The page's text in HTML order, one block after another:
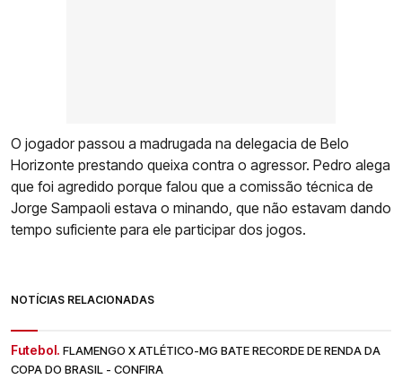
O jogador passou a madrugada na delegacia de Belo
Horizonte prestando queixa contra o agressor. Pedro alega
que foi agredido porque falou que a comissão técnica de
Jorge Sampaoli estava o minando, que não estavam dando
tempo suficiente para ele participar dos jogos.
NOTÍCIAS RELACIONADAS
Futebol. FLAMENGO X ATLÉTICO-MG BATE RECORDE DE RENDA DA
COPA DO BRASIL - CONFIRA